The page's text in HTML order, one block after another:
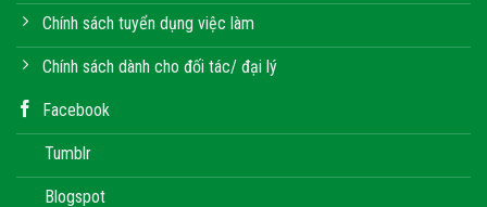
Chính sách tuyển dụng việc làm
Chính sách dành cho đối tác/ đại lý
Facebook
Tumblr
Blogspot